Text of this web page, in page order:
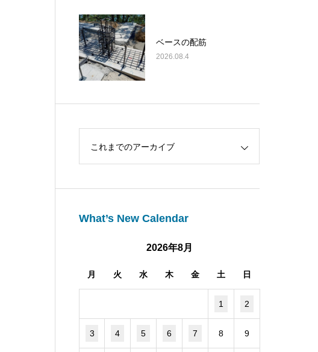
ベースの配筋
2026.08.4
これまでのアーカイブ
What’s New Calendar
2026年8月
月 火 水 木 金 土 日
1 2
3 4 5 6 7 8 9